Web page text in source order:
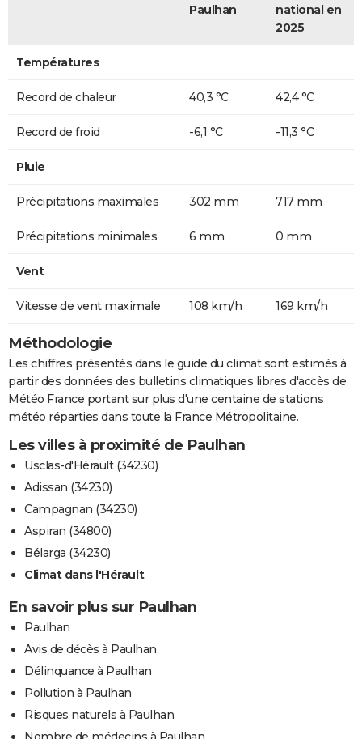
Paulhan
national en
2025
Températures
Record de chaleur 40,3 °C 42,4 °C
Record de froid -6,1 °C -11,3 °C
Pluie
Précipitations maximales 302 mm 717 mm
Précipitations minimales 6 mm 0 mm
Vent
Vitesse de vent maximale 108 km/h 169 km/h
Méthodologie
Les chiffres présentés dans le guide du climat sont estimés à
partir des données des bulletins climatiques libres d'accès de
Météo France portant sur plus d'une centaine de stations
météo réparties dans toute la France Métropolitaine.
Les villes à proximité de Paulhan
Usclas-d'Hérault (34230)
Adissan (34230)
Campagnan (34230)
Aspiran (34800)
Bélarga (34230)
Climat dans l'Hérault
En savoir plus sur Paulhan
Paulhan
Avis de décès à Paulhan
Délinquance à Paulhan
Pollution à Paulhan
Risques naturels à Paulhan